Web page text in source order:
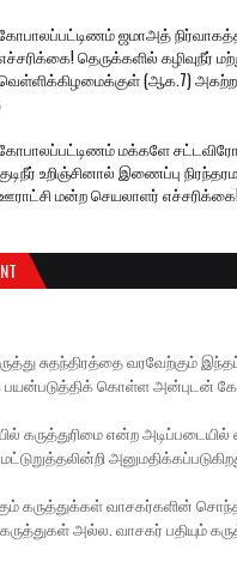
ஜமாஅத்
தெருக்களில் கழிவுநீர்
(ஆக.7) அகற்ற
மக்களே
உறிஞ்சினால் இணைப்பு
மன்ற செயலாளர்
சுதந்திரத்தை வரவேற்கும்
கொள்ள அன்புடன்
கருத்துரிமை என்ற
கருத்துக்கள் வாசகர்களின்
கருத்துகள் அல்ல. வாசகர் பதியும்